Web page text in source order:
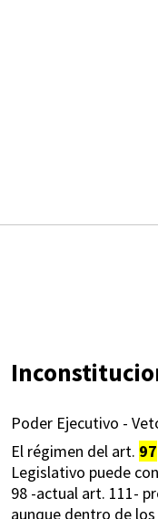
Poder Ejecutivo -
El régimen del art. 97
Legislativo puede
98 -actual art. 111-
aunque dentro de